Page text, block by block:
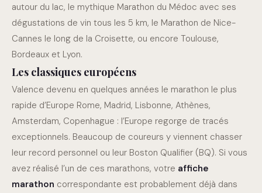
autour du lac, le mythique Marathon du Médoc avec ses
dégustations de vin tous les 5 km, le Marathon de Nice-
Cannes le long de la Croisette, ou encore Toulouse,
Bordeaux et Lyon.
Les classiques européens
Valence devenu en quelques années le marathon le plus
rapide d’Europe Rome, Madrid, Lisbonne, Athènes,
Amsterdam, Copenhague : l’Europe regorge de tracés
exceptionnels. Beaucoup de coureurs y viennent chasser
leur record personnel ou leur Boston Qualifier (BQ). Si vous
avez réalisé l’un de ces marathons, votre affiche
marathon correspondante est probablement déjà dans